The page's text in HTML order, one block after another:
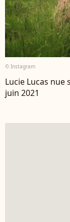
© Instagram
Lucie Lucas
juin 2021